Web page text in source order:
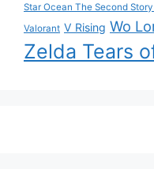
Star Ocean The Second Story
Valorant V Rising Wo
Zelda Tears